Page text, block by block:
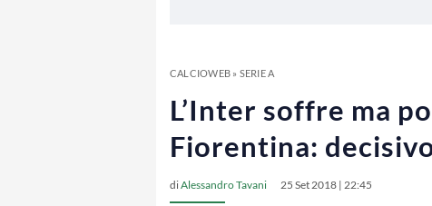
CALCIOWEB» SERIE A
L’Inter soffre ma
Fiorentina:
diAlessandro Tavani 25 Set 2018 | 22:45